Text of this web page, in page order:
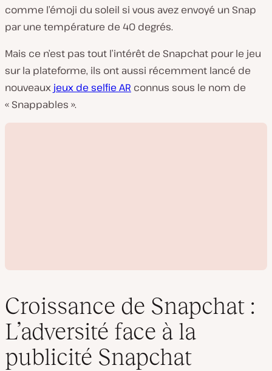
comme l’émoji du soleil si vous avez envoyé un Snap
par une température de 40 degrés.
Mais ce n’est pas tout l’intérêt de Snapchat pour le jeu
sur la plateforme, ils ont aussi récemment lancé de
nouveaux jeux de selfie AR connus sous le nom de
« Snappables ».
i
r
Croissance de Snapchat :
L’adversité face à la
publicité Snapchat